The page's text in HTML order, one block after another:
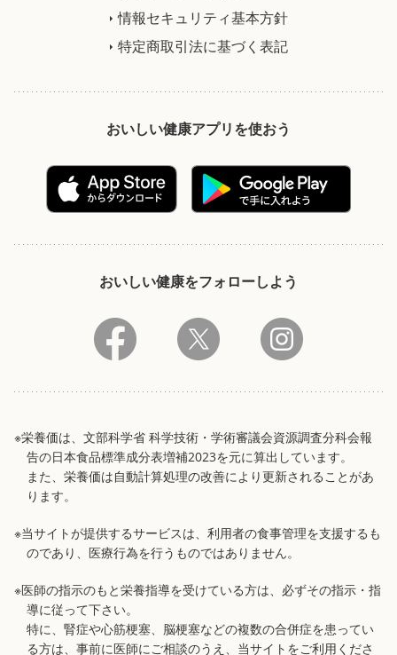
情報セキュリティ基本方針
特定商取引法に基づく表記
おいしい健康アプリを使おう
おいしい健康をフォローしよう
※栄養価は、文部科学省 科学技術・学術審議会資源調査分科会報
告の日本食品標準成分表増補2023を元に算出しています。
また、栄養価は自動計算処理の改善により更新されることがあ
ります。
※当サイトが提供するサービスは、利用者の食事管理を支援するも
のであり、医療行為を行うものではありません。
※医師の指示のもと栄養指導を受けている方は、必ずその指示・指
導に従って下さい。
特に、腎症や心筋梗塞、脳梗塞などの複数の合併症を患ってい
る方は、事前に医師にご相談のうえ、当サイトをご利用くださ